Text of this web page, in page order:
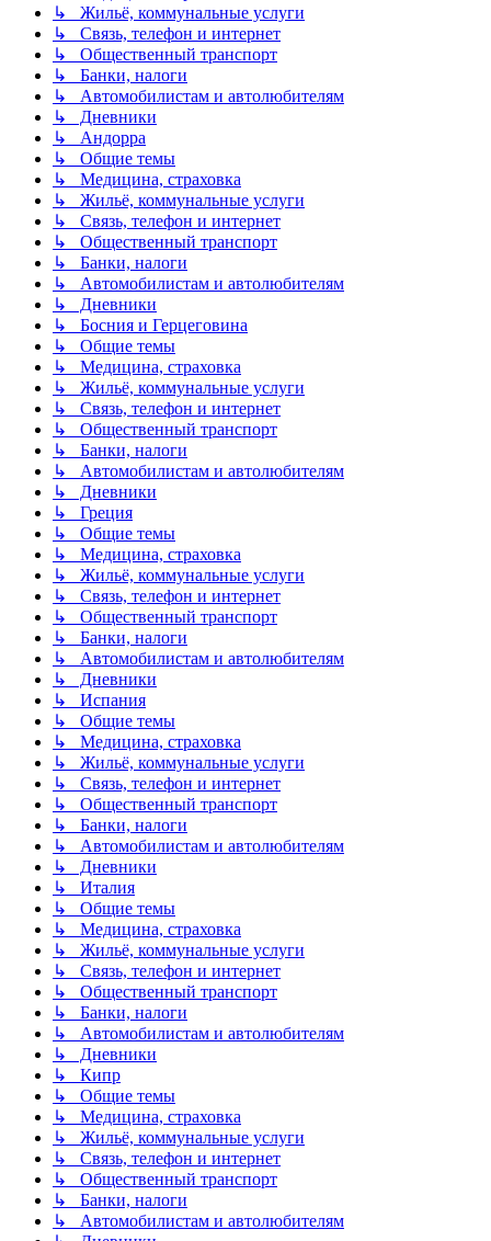
↳ Жильё, коммунальные услуги
↳ Связь, телефон и интернет
↳ Общественный транспорт
↳ Банки, налоги
↳ Автомобилистам и автолюбителям
↳ Дневники
↳ Андорра
↳ Общие темы
↳ Медицина, страховка
↳ Жильё, коммунальные услуги
↳ Связь, телефон и интернет
↳ Общественный транспорт
↳ Банки, налоги
↳ Автомобилистам и автолюбителям
↳ Дневники
↳ Босния и Герцеговина
↳ Общие темы
↳ Медицина, страховка
↳ Жильё, коммунальные услуги
↳ Связь, телефон и интернет
↳ Общественный транспорт
↳ Банки, налоги
↳ Автомобилистам и автолюбителям
↳ Дневники
↳ Греция
↳ Общие темы
↳ Медицина, страховка
↳ Жильё, коммунальные услуги
↳ Связь, телефон и интернет
↳ Общественный транспорт
↳ Банки, налоги
↳ Автомобилистам и автолюбителям
↳ Дневники
↳ Испания
↳ Общие темы
↳ Медицина, страховка
↳ Жильё, коммунальные услуги
↳ Связь, телефон и интернет
↳ Общественный транспорт
↳ Банки, налоги
↳ Автомобилистам и автолюбителям
↳ Дневники
↳ Италия
↳ Общие темы
↳ Медицина, страховка
↳ Жильё, коммунальные услуги
↳ Связь, телефон и интернет
↳ Общественный транспорт
↳ Банки, налоги
↳ Автомобилистам и автолюбителям
↳ Дневники
↳ Кипр
↳ Общие темы
↳ Медицина, страховка
↳ Жильё, коммунальные услуги
↳ Связь, телефон и интернет
↳ Общественный транспорт
↳ Банки, налоги
↳ Автомобилистам и автолюбителям